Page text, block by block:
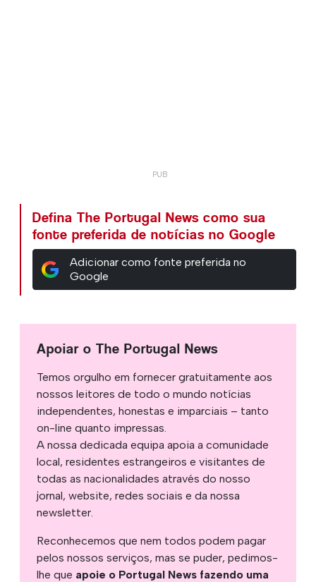
Defina The Portugal News como sua
fonte preferida de notícias no Google
Adicionar como fonte preferida no
Google
Apoiar o The Portugal News
Temos orgulho em fornecer gratuitamente aos
nossos leitores de todo o mundo notícias
independentes, honestas e imparciais – tanto
on-line quanto impressas.
A nossa dedicada equipa apoia a comunidade
local, residentes estrangeiros e visitantes de
todas as nacionalidades através do nosso
jornal, website, redes sociais e da nossa
newsletter.
Reconhecemos que nem todos podem pagar
pelos nossos serviços, mas se puder, pedimos-
lhe que apoie o Portugal News fazendo uma